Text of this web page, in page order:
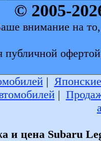
© 2005-
внимание на
публичной
|
|
и цена Subaru